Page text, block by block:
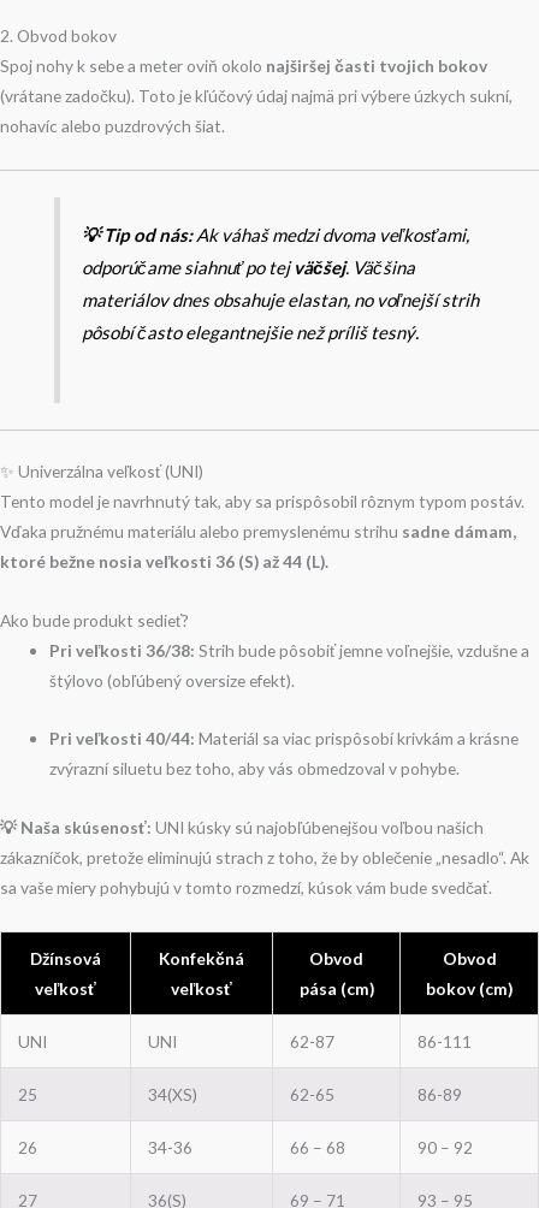
2. Obvod bokov
Spoj nohy k sebe a meter oviň okolo najširšej časti tvojich bokov
(vrátane zadočku). Toto je kľúčový údaj najmä pri výbere úzkych sukní,
nohavíc alebo puzdrových šiat.
💡 Tip od nás:Ak váhaš medzi dvoma veľkosťami,
odporúčame siahnuť po tejväčšej. Väčšina
materiálov dnes obsahuje elastan, no voľnejší strih
pôsobí často elegantnejšie než príliš tesný.
✨ Univerzálna veľkosť (UNI)
Tento model je navrhnutý tak, aby sa prispôsobil rôznym typom postáv.
Vďaka pružnému materiálu alebo premyslenému strihu sadne dámam,
ktoré bežne nosia veľkosti 36 (S) až 44 (L).
Ako bude produkt sedieť?
Pri veľkosti 36/38: Strih bude pôsobiť jemne voľnejšie, vzdušne a
štýlovo (obľúbený oversize efekt).
Pri veľkosti 40/44: Materiál sa viac prispôsobí krivkám a krásne
zvýrazní siluetu bez toho, aby vás obmedzoval v pohybe.
💡 Naša skúsenosť: UNI kúsky sú najobľúbenejšou voľbou našich
zákazníčok, pretože eliminujú strach z toho, že by oblečenie „nesadlo“. Ak
sa vaše miery pohybujú v tomto rozmedzí, kúsok vám bude svedčať.
Džínsová
veľkosť
Konfekčná
veľkosť
Obvod
pása (cm)
Obvod
bokov (cm)
UNI UNI 62-87 86-111
25 34(XS) 62-65 86-89
26 34-36 66 – 68 90 – 92
27 36(S) 69 – 71 93 – 95